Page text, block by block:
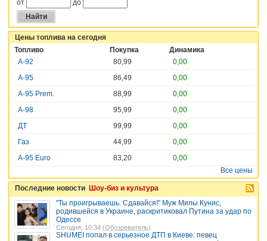
от
до
Цены топлива на сегодня
Топливо
Покупка
Динамика
А-92
80,99
0,00
А-95
86,49
0,00
А-95 Prem.
88,99
0,00
А-98
95,99
0,00
ДТ
99,99
0,00
Газ
44,99
0,00
A-95 Euro
83,20
0,00
Все цены
Последние новости Шоу-биз и культура
"Ты проигрываешь. Сдавайся!" Муж Милы Кунис,
родившейся в Украине, раскритиковал Путина за удар по
Одессе
Сегодня, 10:34 (Обозреватель)
SHUMEI попал в серьезное ДТП в Киеве: певец